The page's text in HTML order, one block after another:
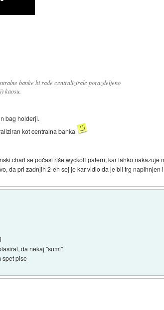
banke bi rade centralizirale porazdeljeno
kaosu.
bag holderji.
kot centralna banka
chart se počasi riše wyckoff patern, kar lahko nakazuje
da pri zadnjih 2-eh sej je kar vidlo da je bil trg napihnjen
da nekaj "sumi"
spet pise